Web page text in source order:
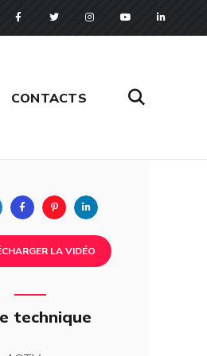
CONTACTS
Twitter FacebookPinterest
LA VIDÉO
technique